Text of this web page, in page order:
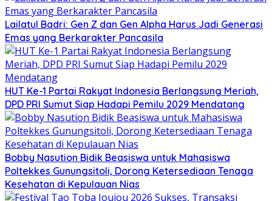
Lailatul Badri: Gen Z dan Gen Alpha Harus Jadi Generasi
Emas yang Berkarakter Pancasila
HUT Ke-1 Partai Rakyat Indonesia Berlangsung Meriah,
DPD PRI Sumut Siap Hadapi Pemilu 2029 Mendatang
Bobby Nasution Bidik Beasiswa untuk Mahasiswa
Poltekkes Gunungsitoli, Dorong Ketersediaan Tenaga
Kesehatan di Kepulauan Nias